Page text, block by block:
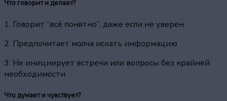
Что говорит и делает?
1. Говорит “всё понятно”, даже если не уверен
2. Предпочитает молча искать информацию
3. Не инициирует встречи или вопросы без крайней
необходимости
Что думает и чувствует?